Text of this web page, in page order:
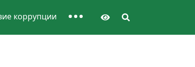
коррупции